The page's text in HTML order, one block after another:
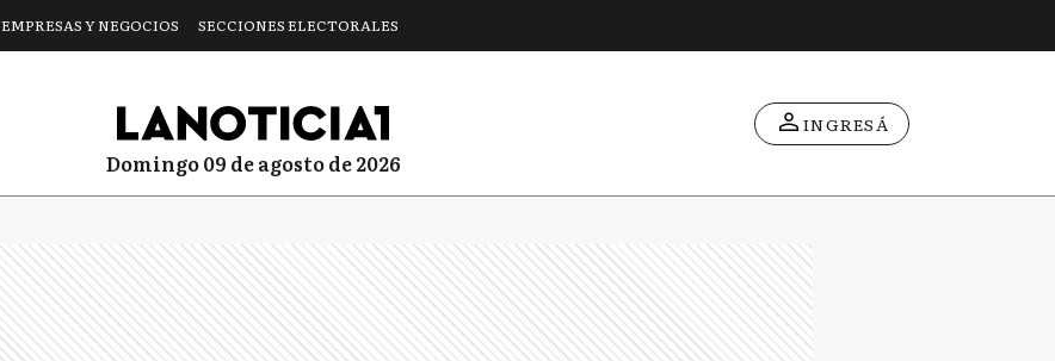
EMPRESAS Y NEGOCIOS SECCIONES ELECTORALES
domingo 09 de agosto de 2026
INGRESÁ